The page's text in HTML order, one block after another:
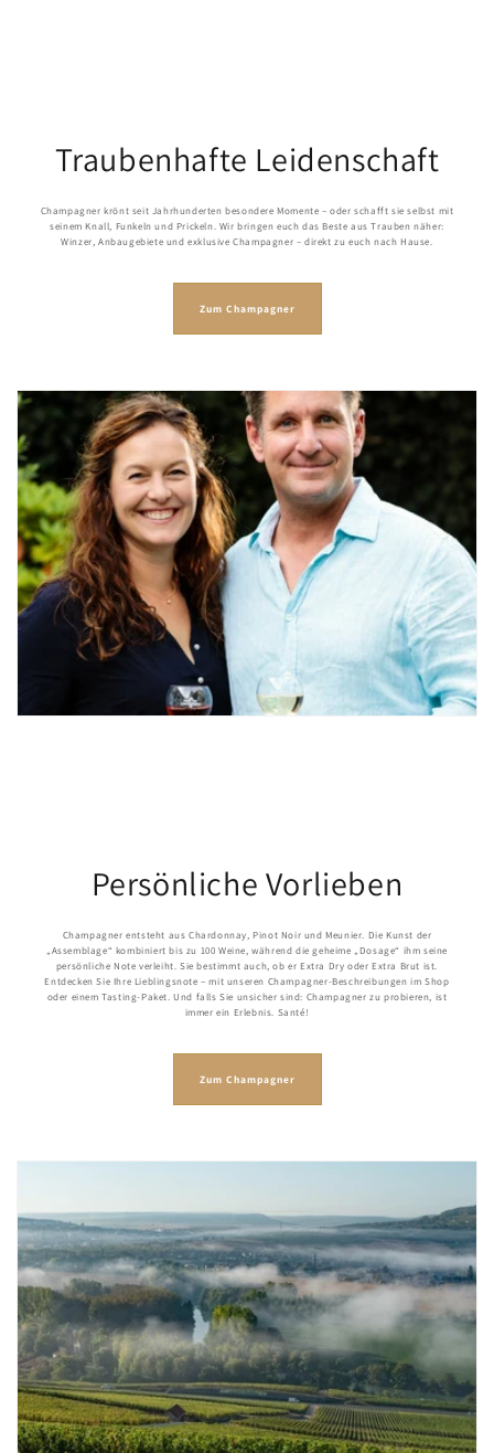
Traubenhafte Leidenschaft
Champagner krönt seit Jahrhunderten besondere Momente – oder schafft sie selbst mit
seinem Knall, Funkeln und Prickeln. Wir bringen euch das Beste aus Trauben näher:
Winzer, Anbaugebiete und exklusive Champagner – direkt zu euch nach Hause.
Zum Champagner
Persönliche Vorlieben
Champagner entsteht aus Chardonnay, Pinot Noir und Meunier. Die Kunst der
„Assemblage“ kombiniert bis zu 100 Weine, während die geheime „Dosage“ ihm seine
persönliche Note verleiht. Sie bestimmt auch, ob er Extra Dry oder Extra Brut ist.
Entdecken Sie Ihre Lieblingsnote – mit unseren Champagner-Beschreibungen im Shop
oder einem Tasting-Paket. Und falls Sie unsicher sind: Champagner zu probieren, ist
immer ein Erlebnis. Santé!
Zum Champagner